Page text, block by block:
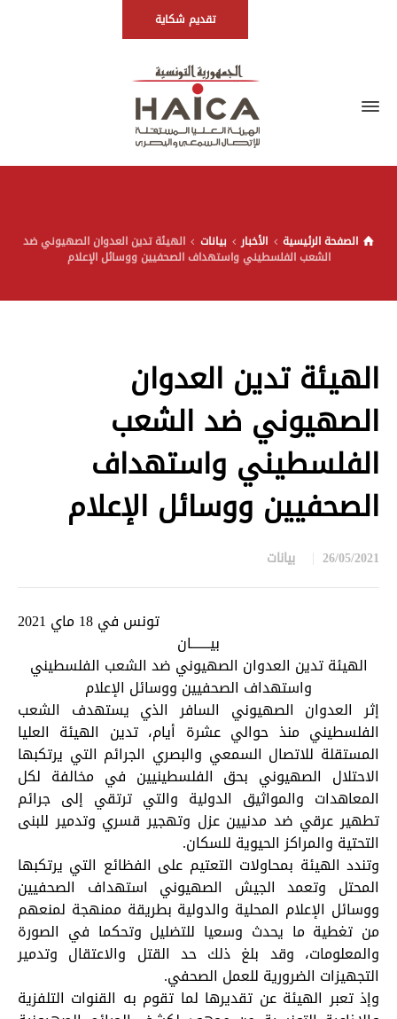
تقديم شكاية
الصفحة الرئيسية الأخبار بيانات
الهيئة تدين العدوان الصهيوني ضد
الشعب الفلسطيني واستهداف الصحفيين ووسائل الإعلام
الهيئة تدين العدوان
الصهيوني ضد الشعب
الفلسطيني واستهداف
الصحفيين ووسائل الإعلام
26/05/2021 بيانات
تونس في 18 ماي 2021
بيـــــــان
الهيئة تدين العدوان الصهيوني ضد الشعب الفلسطيني
واستهداف الصحفيين ووسائل الإعلام
إثر العدوان الصهيوني السافر الذي يستهدف الشعب
الفلسطيني منذ حوالي عشرة أيام، تدين الهيئة العليا
المستقلة للاتصال السمعي والبصري الجرائم التي يرتكبها
الاحتلال الصهيوني بحق الفلسطينيين في مخالفة لكل
المعاهدات والمواثيق الدولية والتي ترتقي إلى جرائم
تطهير عرقي ضد مدنيين عزل وتهجير قسري وتدمير للبنى
التحتية والمراكز الحيوية للسكان.
وتندد الهيئة بمحاولات التعتيم على الفظائع التي يرتكبها
المحتل وتعمد الجيش الصهيوني استهداف الصحفيين
ووسائل الإعلام المحلية والدولية بطريقة ممنهجة لمنعهم
من تغطية ما يحدث وسعيا للتضليل وتحكما في الصورة
والمعلومات، وقد بلغ ذلك حد القتل والاعتقال وتدمير
التجهيزات الضرورية للعمل الصحفي.
وإذ تعبر الهيئة عن تقديرها لما تقوم به القنوات التلفزية